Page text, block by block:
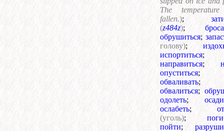
The
fallen.);
(z484z);
обрушиться;
голову);
испортиться;
направиться;
опуститься;
обваливать;
обвалиться;
одолеть;
ослабеть;
(уголь);
пойти;